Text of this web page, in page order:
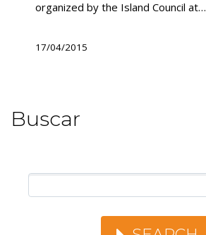
organized by the Island Council at…
17/04/2015
Buscar